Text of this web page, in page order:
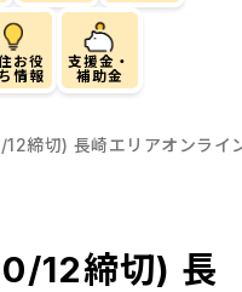
お役
情報
支援金・
補助金
締切) 長崎エリアオンライ
12締切) 長